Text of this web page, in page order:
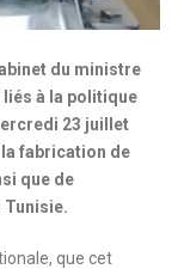
du ministre
liés à la politique
23 juillet
fabrication de
que de
que cet